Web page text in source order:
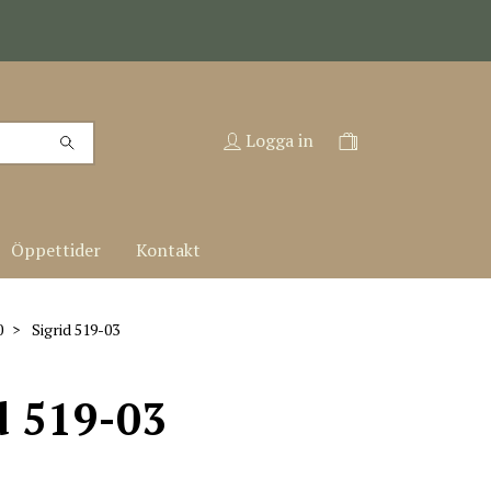
Logga in
Öppettider Kontakt
Sigrid 519-03
519-03